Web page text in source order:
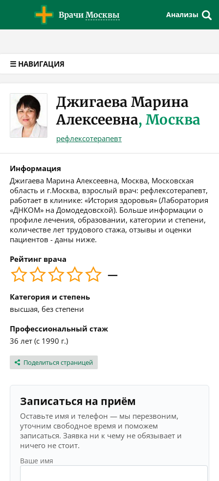
Врачи Москвы Анализы
☰ НАВИГАЦИЯ
Джигаева Марина
Алексеевна, Москва
рефлексотерапевт
Информация
Джигаева Марина Алексеевна, Москва, Московская
область и г.Москва, взрослый врач: рефлексотерапевт,
работает в клинике: «История здоровья» (Лаборатория
«ДНКОМ» на Домодедовской). Больше информации о
профиле лечения, образовании, категории и степени,
количестве лет трудового стажа, отзывы и оценки
пациентов - даны ниже.
Рейтинг врача
—
Категория и степень
высшая, без степени
Профессиональный стаж
36 лет (с 1990 г.)
Поделиться страницей
Записаться на приём
Оставьте имя и телефон — мы перезвоним,
уточним свободное время и поможем
записаться. Заявка ни к чему не обязывает и
ничего не стоит.
Ваше имя